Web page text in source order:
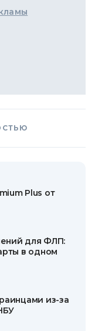
Plus от
для ФЛП:
в одном
из-за